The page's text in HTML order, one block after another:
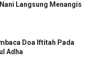
Langsung Menangis
Doa Iftitah Pada
Adha